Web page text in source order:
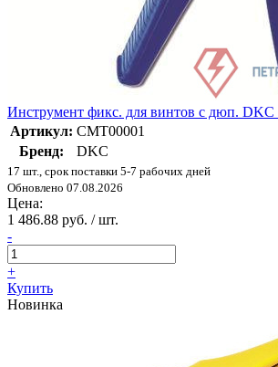
Инструмент фикс. для винтов с дюп. DKC
Артикул: CMT00001
Бренд:
DKC
17 шт., срок поставки 5-7 рабочих дней
Обновлено 07.08.2026
Цена:
1 486.88 руб. / шт.
-
+
Купить
Новинка